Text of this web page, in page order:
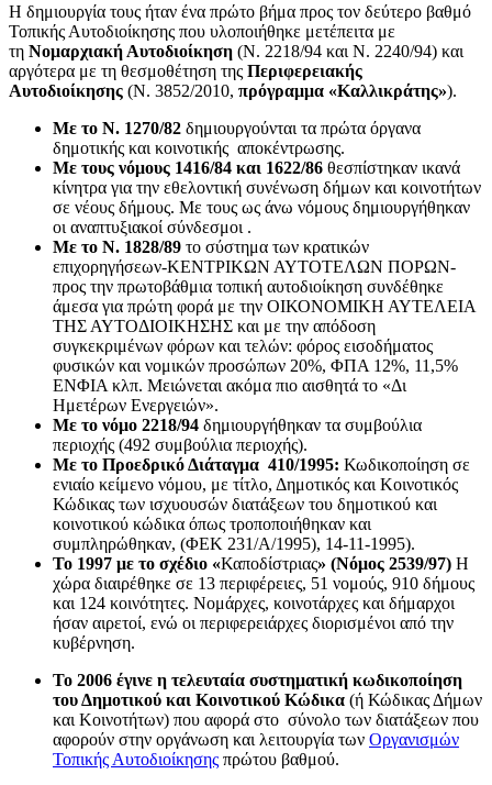
Η δημιουργία τους ήταν ένα πρώτο βήμα προς τον δεύτερο βαθμό
Τοπικής Αυτοδιοίκησης που υλοποιήθηκε μετέπειτα με
τη Νομαρχιακή Αυτοδιοίκηση (Ν. 2218/94 και Ν. 2240/94) και
αργότερα με τη θεσμοθέτηση της Περιφερειακής
Αυτοδιοίκησης (Ν. 3852/2010, πρόγραμμα «Καλλικράτης»).
Με το Ν. 1270/82 δημιουργούνται τα πρώτα όργανα
δημοτικής και κοινοτικής αποκέντρωσης.
Με τους νόμους 1416/84 και 1622/86 θεσπίστηκαν ικανά
κίνητρα για την εθελοντική συνένωση δήμων και κοινοτήτων
σε νέους δήμους. Με τους ως άνω νόμους δημιουργήθηκαν
οι αναπτυξιακοί σύνδεσμοι .
Με το Ν. 1828/89 το σύστημα των κρατικών
επιχορηγήσεων-KΕΝΤΡΙΚΩΝ ΑΥΤΟΤΕΛΩΝ ΠΟΡΩΝ-
προς την πρωτοβάθμια τοπική αυτοδιοίκηση συνδέθηκε
άμεσα για πρώτη φορά με την ΟΙΚΟΝΟΜΙΚΗ ΑΥΤΕΛΕΙΑ
ΤΗΣ ΑΥΤΟΔΙΟΙΚΗΣΗΣ και με την απόδοση
συγκεκριμένων φόρων και τελών: φόρος εισοδήματος
φυσικών και νομικών προσώπων 20%, ΦΠΑ 12%, 11,5%
ΕΝΦΙΑ κλπ. Μειώνεται ακόμα πιο αισθητά το «Δι
Ημετέρων Ενεργειών».
Με το νόμο 2218/94 δημιουργήθηκαν τα συμβούλια
περιοχής (492 συμβούλια περιοχής).
Με το Προεδρικό Διάταγμα 410/1995: Κωδικοποίηση σε
ενιαίο κείμενο νόμου, με τίτλο, Δημοτικός και Κοινοτικός
Κώδικας των ισχυουσών διατάξεων του δημοτικού και
κοινοτικού κώδικα όπως τροποποιήθηκαν και
συμπληρώθηκαν, (ΦΕΚ 231/Α/1995), 14-11-1995).
Το 1997 με το σχέδιο «Καποδίστριας» (Νόμος 2539/97) Η
χώρα διαιρέθηκε σε 13 περιφέρειες, 51 νομούς, 910 δήμους
και 124 κοινότητες. Νομάρχες, κοινοτάρχες και δήμαρχοι
ήσαν αιρετοί, ενώ οι περιφερειάρχες διορισμένοι από την
κυβέρνηση.
Το 2006 έγινε η τελευταία συστηματική κωδικοποίηση
του Δημοτικού και Κοινοτικού Κώδικα (ή Κώδικας Δήμων
και Κοινοτήτων) που αφορά στο σύνολο των διατάξεων που
αφορούν στην οργάνωση και λειτουργία των Οργανισμών
Τοπικής Αυτοδιοίκησης πρώτου βαθμού.